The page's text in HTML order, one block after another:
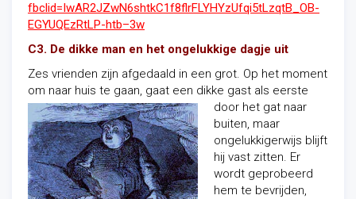
fbclid=IwAR2JZwN6shtkC1f8flrFLYHYzUfqi5tLzqtB_OB-
EGYUQEzRtLP-htb–3w
C3. De dikke man en het ongelukkige dagje uit
Zes vrienden zijn afgedaald in een grot. Op het moment
om naar huis te gaan, gaat een dikke gast als eerste
door het gat naar
buiten, maar
ongelukkigerwijs blijft
hij vast zitten. Er
wordt geprobeerd
hem te bevrijden,